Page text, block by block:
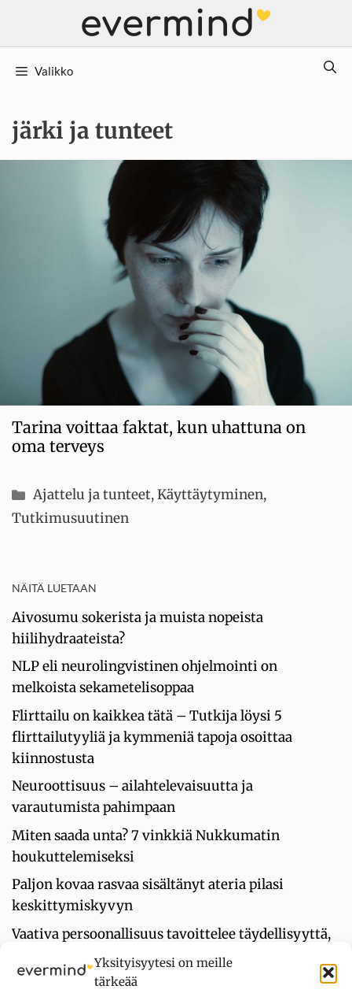
Yksityisyytesi on meille
tärkeää
Valikko
järki ja tunteet
Tarina voittaa faktat, kun uhattuna on
oma terveys
Kategoriat
Ajattelu ja tunteet,Käyttäytyminen,
Tutkimusuutinen
NÄITÄ LUETAAN
Aivosumu sokerista ja muista nopeista
hiilihydraateista?
NLP eli neurolingvistinen ohjelmointi on
melkoista sekametelisoppaa
Flirttailu on kaikkea tätä – Tutkija löysi 5
flirttailutyyliä ja kymmeniä tapoja osoittaa
kiinnostusta
Neuroottisuus – ailahtelevaisuutta ja
varautumista pahimpaan
Miten saada unta? 7 vinkkiä Nukkumatin
houkuttelemiseksi
Paljon kovaa rasvaa sisältänyt ateria pilasi
keskittymiskyvyn
Vaativa persoonallisuus tavoittelee täydellisyyttä,
järjestystä ja kontrollia
Oletko ambivertti? Tee testi